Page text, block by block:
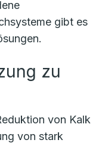
gibt es
zu
von Kalk
von stark